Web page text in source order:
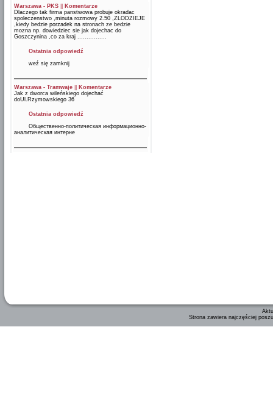
Warszawa - PKS
Komentarze
Dlaczego tak firma panstwowa probuje okradac
spoleczenstwo ,minuta rozmowy 2.50 ,ZLODZIEJE
,kiedy bedzie porzadek na stronach ze bedzie
mozna np. dowiedziec sie jak dojechac do
Goszczynina ,co za kraj ................
Ostatnia odpowiedź
weź się zamknij
Warszawa - Tramwaje
Komentarze
Jak z dworca wileńskiego dojechać
doUl.Rzymowskiego 36
Ostatnia odpowiedź
Общественно-политическая информационно-
аналитическая интерне
Strona zawiera najczęściej